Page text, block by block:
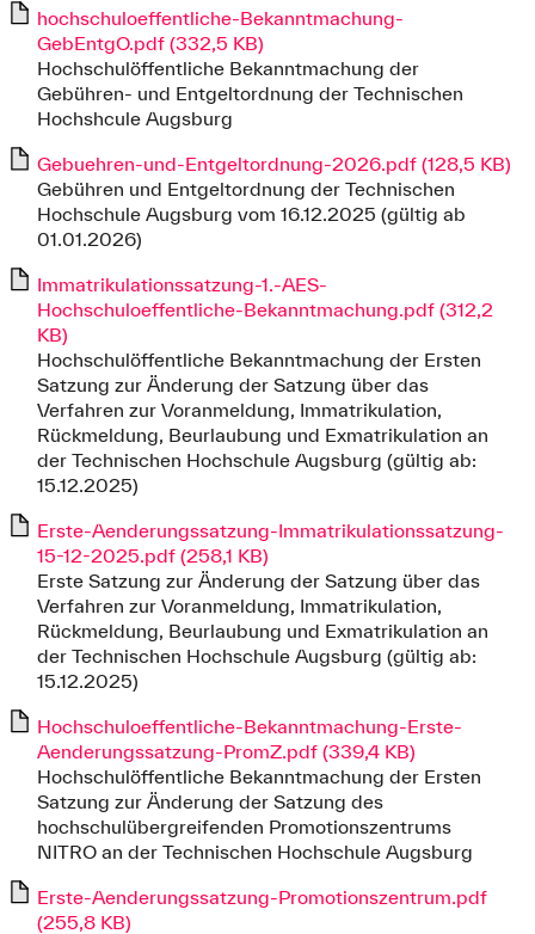
hochschuloeffentliche-Bekanntmachung-
GebEntgO.pdf (332,5 KB)
Hochschulöffentliche Bekanntmachung der
Gebühren- und Entgeltordnung der Technischen
Hochshcule Augsburg
Gebuehren-und-Entgeltordnung-2026.pdf (128,5 KB)
Gebühren und Entgeltordnung der Technischen
Hochschule Augsburg vom 16.12.2025 (gültig ab
01.01.2026)
Immatrikulationssatzung-1.-AES-
Hochschuloeffentliche-Bekanntmachung.pdf (312,2
KB)
Hochschulöffentliche Bekanntmachung der Ersten
Satzung zur Änderung der Satzung über das
Verfahren zur Voranmeldung, Immatrikulation,
Rückmeldung, Beurlaubung und Exmatrikulation an
der Technischen Hochschule Augsburg (gültig ab:
15.12.2025)
Erste-Aenderungssatzung-Immatrikulationssatzung-
15-12-2025.pdf (258,1 KB)
Erste Satzung zur Änderung der Satzung über das
Verfahren zur Voranmeldung, Immatrikulation,
Rückmeldung, Beurlaubung und Exmatrikulation an
der Technischen Hochschule Augsburg (gültig ab:
15.12.2025)
Hochschuloeffentliche-Bekanntmachung-Erste-
Aenderungssatzung-PromZ.pdf (339,4 KB)
Hochschulöffentliche Bekanntmachung der Ersten
Satzung zur Änderung der Satzung des
hochschulübergreifenden Promotionszentrums
NITRO an der Technischen Hochschule Augsburg
Erste-Aenderungssatzung-Promotionszentrum.pdf
(255,8 KB)